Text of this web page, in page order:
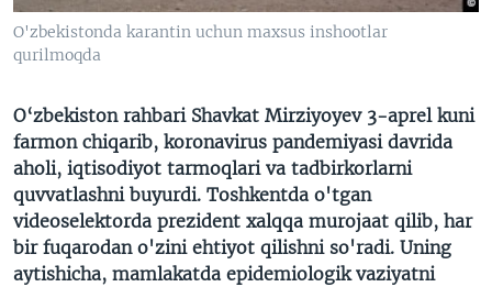
SOUNDCLOUD
VOA
O'zbekistonda karantin uchun maxsus inshootlar
qurilmoqda
O‘zbekiston rahbari Shavkat Mirziyoyev 3-aprel kuni
farmon chiqarib, koronavirus pandemiyasi davrida
aholi, iqtisodiyot tarmoqlari va tadbirkorlarni
quvvatlashni buyurdi. Toshkentda o'tgan
videoselektorda prezident xalqqa murojaat qilib, har
bir fuqarodan o'zini ehtiyot qilishni so'radi. Uning
aytishicha, mamlakatda epidemiologik vaziyatni